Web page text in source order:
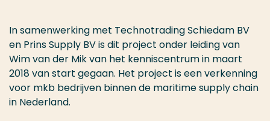
In samenwerking met Technotrading Schiedam BV
en Prins Supply BV is dit project onder leiding van
Wim van der Mik van het kenniscentrum in maart
2018 van start gegaan. Het project is een verkenning
voor mkb bedrijven binnen de maritime supply chain
in Nederland.